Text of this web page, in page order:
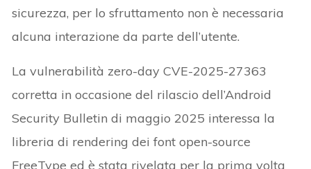
sicurezza, per lo sfruttamento non è necessaria
alcuna interazione da parte dell’utente.
La vulnerabilità zero-day CVE-2025-27363
corretta in occasione del rilascio dell’Android
Security Bulletin di maggio 2025 interessa la
libreria di rendering dei font open-source
FreeType ed è stata rivelata per la prima volta